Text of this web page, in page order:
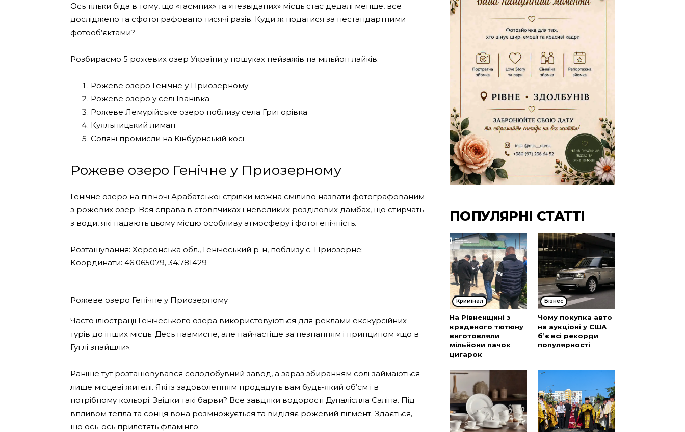
Ось тільки біда в тому, що «таємних» та «незвіданих» місць стає дедалі менше, все
досліджено та сфотографовано тисячі разів. Куди ж податися за нестандартними
фотооб’єктами?
Розбираємо 5 рожевих озер України у пошуках пейзажів на мільйон лайків.
Рожеве озеро Генічне у Приозерному
Рожеве озеро у селі Іванівка
Рожеве Лемурійське озеро поблизу села Григорівка
Куяльницький лиман
Соляні промисли на Кінбурнській косі
Рожеве озеро Генічне у Приозерному
Генічне озеро на півночі Арабатської стрілки можна сміливо назвати фотографованим
з рожевих озер. Вся справа в стовпчиках і невеликих розділових дамбах, що стирчать
з води, які надають цьому місцю особливу атмосферу і фотогенічність.
Розташування: Херсонська обл., Генічеський р-н, поблизу с. Приозерне;
Координати: 46.065079, 34.781429
Рожеве озеро Генічне у Приозерному
Часто ілюстрації Генічеського озера використовуються для реклами екскурсійних
турів до інших місць. Десь навмисне, але найчастіше за незнанням і принципом «що в
Гуглі знайшли».
Раніше тут розташовувався солодобувний завод, а зараз збиранням солі займаються
лише місцеві жителі. Які із задоволенням продадуть вам будь-який об’єм і в
потрібному кольорі. Звідки такі барви? Все завдяки водорості Дуналієлла Саліна. Під
впливом тепла та сонця вона розмножується та виділяє рожевий пігмент. Здається,
що ось-ось прилетять фламінго.
ПОПУЛЯРНІ СТАТТІ
Кримінал
На Рівненщині з
краденого тютюну
виготовляли
мільйони пачок
цигарок
Бізнес
Чому покупка авто
на аукціоні у США
б’є всі рекорди
популярності